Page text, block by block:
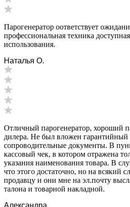
Парогенератор оответствует
профессиональная техника
использования.
Наталья О.
Отличный парогенератор, хороший
дилера. Не был вложен гарантийный
сопроводительные документы. В
кассовый чек, в котором отражена
указания наименования товара. В
что этого достаточно, но на всякий
продавцу и они мне на эл.почту
талона и товарной накладной.
Александра